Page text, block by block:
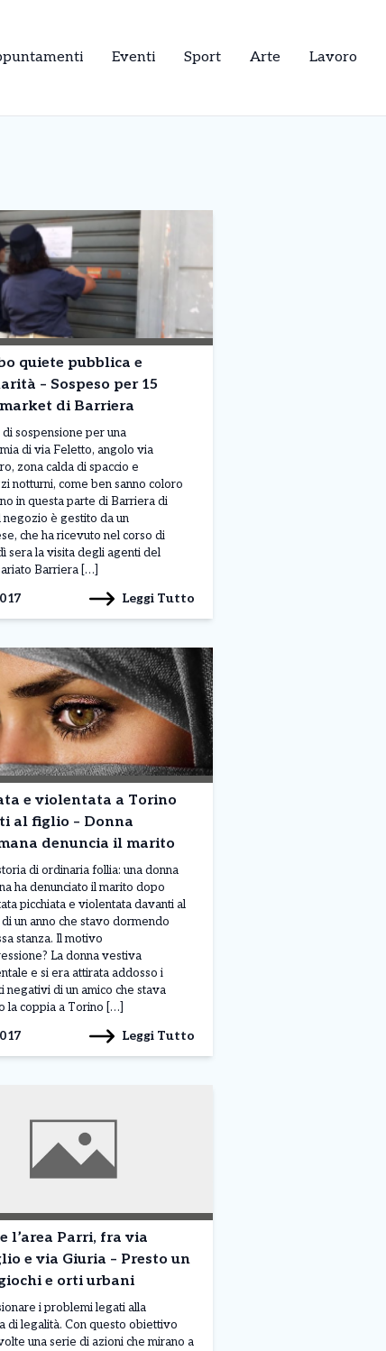
Eventi Sport Arte Lavoro
quiete pubblica e
– Sospeso per 15
di Barriera
sospensione per una
di via Feletto, angolo via
zona calda di spaccio e
notturni, come ben sanno coloro
in questa parte di Barriera di
negozio è gestito da un
che ha ricevuto nel corso di
sera la visita degli agenti del
Barriera […]
Leggi Tutto
e violentata a Torino
al figlio – Donna
denuncia il marito
di ordinaria follia: una donna
ha denunciato il marito dopo
picchiata e violentata davanti al
un anno che stavo dormendo
stanza. Il motivo
La donna vestiva
e si era attirata addosso i
negativi di un amico che stava
la coppia a Torino […]
Leggi Tutto
l’area Parri, fra via
e via Giuria – Presto un
e orti urbani
i problemi legati alla
di legalità. Con questo obiettivo
una serie di azioni che mirano a